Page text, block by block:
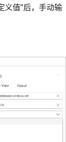
义值”后，手动输